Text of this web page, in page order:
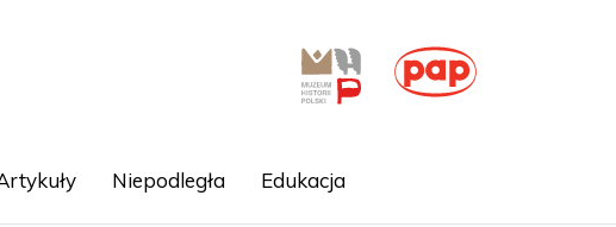
Niepodległa Edukacja